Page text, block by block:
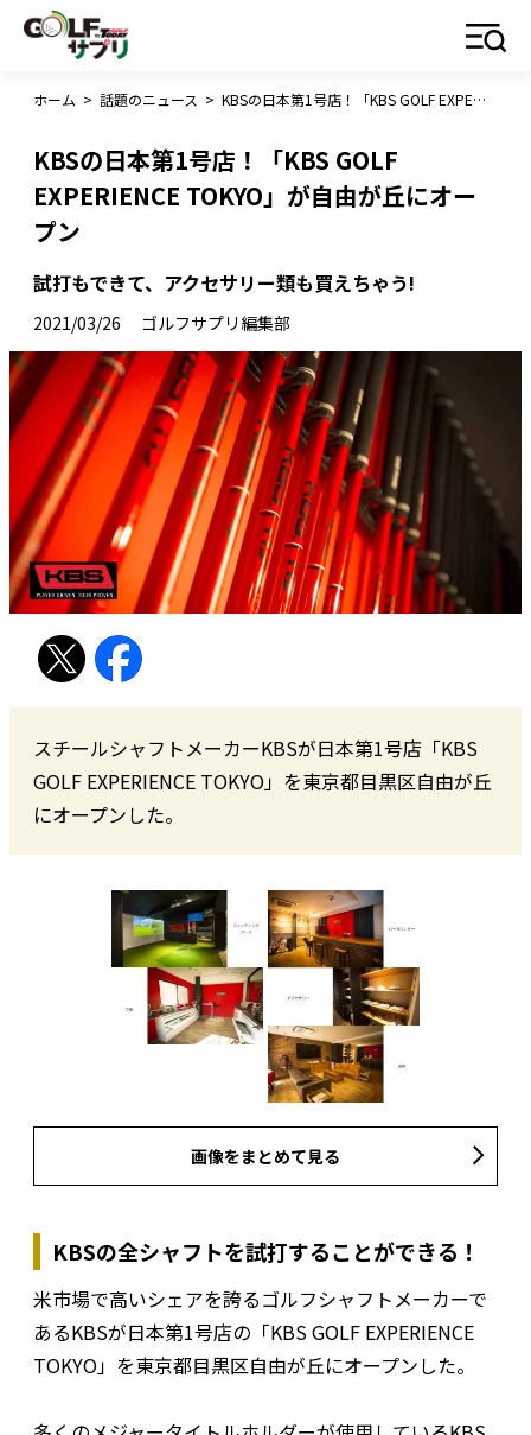
ホーム > 話題のニュース > KBSの日本第1号店！「KBS GOLF EXPERIENCE TOKYO」が自由が丘にオープン
KBSの日本第1号店！「KBS GOLF
EXPERIENCE TOKYO」が自由が丘にオー
プン
試打もできて、アクセサリー類も買えちゃう!
2021/03/26 ゴルフサプリ編集部
スチールシャフトメーカーKBSが日本第1号店「KBS
GOLF EXPERIENCE TOKYO」を東京都目黒区自由が丘
にオープンした。
画像をまとめて見る
KBSの全シャフトを試打することができる！
米市場で高いシェアを誇るゴルフシャフトメーカーで
あるKBSが日本第1号店の「KBS GOLF EXPERIENCE
TOKYO」を東京都目黒区自由が丘にオープンした。